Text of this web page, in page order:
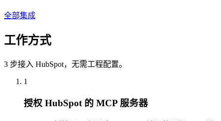
全部集成
工作方式
3 步接入 HubSpot，无需工程配置。
1
授权 HubSpot 的 MCP 服务器